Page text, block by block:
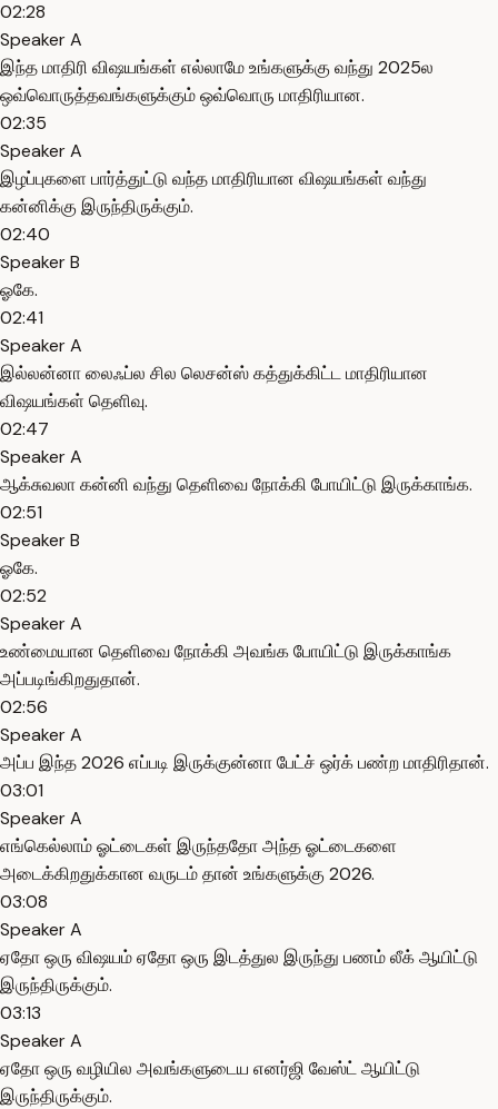
02:28
Speaker A
இந்த மாதிரி விஷயங்கள் எல்லாமே உங்களுக்கு வந்து 2025ல
ஒவ்வொருத்தவங்களுக்கும் ஒவ்வொரு மாதிரியான.
02:35
Speaker A
இழப்புகளை பார்த்துட்டு வந்த மாதிரியான விஷயங்கள் வந்து
கன்னிக்கு இருந்திருக்கும்.
02:40
Speaker B
ஓகே.
02:41
Speaker A
இல்லன்னா லைஃப்ல சில லெசன்ஸ் கத்துக்கிட்ட மாதிரியான
விஷயங்கள் தெளிவு.
02:47
Speaker A
ஆக்சுவலா கன்னி வந்து தெளிவை நோக்கி போயிட்டு இருக்காங்க.
02:51
Speaker B
ஓகே.
02:52
Speaker A
உண்மையான தெளிவை நோக்கி அவங்க போயிட்டு இருக்காங்க
அப்படிங்கிறதுதான்.
02:56
Speaker A
அப்ப இந்த 2026 எப்படி இருக்குன்னா பேட்ச் ஒர்க் பண்ற மாதிரிதான்.
03:01
Speaker A
எங்கெல்லாம் ஓட்டைகள் இருந்ததோ அந்த ஓட்டைகளை
அடைக்கிறதுக்கான வருடம் தான் உங்களுக்கு 2026.
03:08
Speaker A
ஏதோ ஒரு விஷயம் ஏதோ ஒரு இடத்துல இருந்து பணம் லீக் ஆயிட்டு
இருந்திருக்கும்.
03:13
Speaker A
ஏதோ ஒரு வழியில அவங்களுடைய எனர்ஜி வேஸ்ட் ஆயிட்டு
இருந்திருக்கும்.